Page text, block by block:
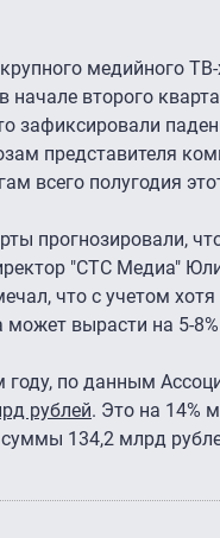
медийного
начале второго
зафиксировали
представителя
всего полугодия
прогнозировали,
"СТС Медиа"
что с учетом
вырасти на 5-
по данным
рублей. Это на 14%
134,2 млрд